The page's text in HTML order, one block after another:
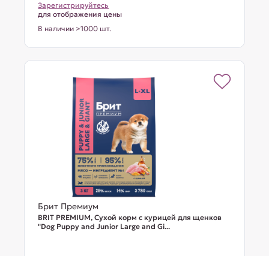
Зарегистрируйтесь
для отображения цены
В наличии >1000 шт.
Брит Премиум
BRIT PREMIUM, Сухой корм с курицей для щенков
"Dog Puppy and Junior Large and Gi...